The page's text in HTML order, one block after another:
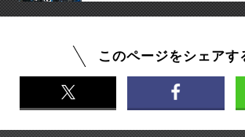
このページをシェアす